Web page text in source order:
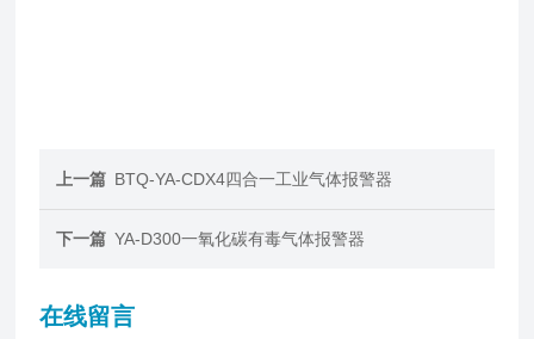
上一篇 BTQ-YA-CDX4四合一工业气体报警器
下一篇 YA-D300一氧化碳有毒气体报警器
在线留言